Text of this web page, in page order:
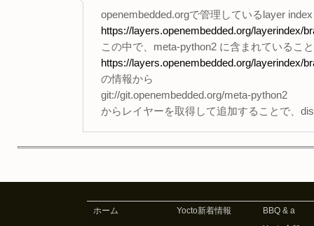
openembedded.orgで管理しているlayer
https://layers.openembedded.org/layerindex/
この中で、meta-python2 に含まれているこ
https://layers.openembedded.org/layerindex/
の情報から
git://git.openembedded.org/meta-python2
からレイヤーを取得して追加することで、
ホーム Yocto新着情報
BBQ & a